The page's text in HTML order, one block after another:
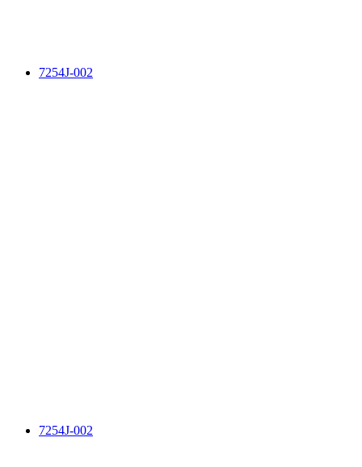
7254J-002
7254J-002